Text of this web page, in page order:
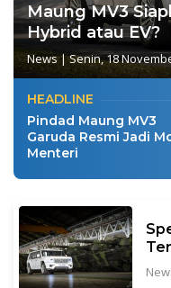
Maung MV3
Hybrid atau EV?
News|Senin, 18
HEADLINE
Pindad Maung MV3
Garuda Resmi Jadi
Menteri